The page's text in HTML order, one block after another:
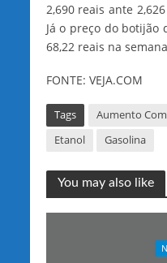
2,690 reais ante
Já o preço do botijão
68,22 reais na
FONTE: VEJA.COM
Tags Aumento
Etanol
Gasolina
You may also like